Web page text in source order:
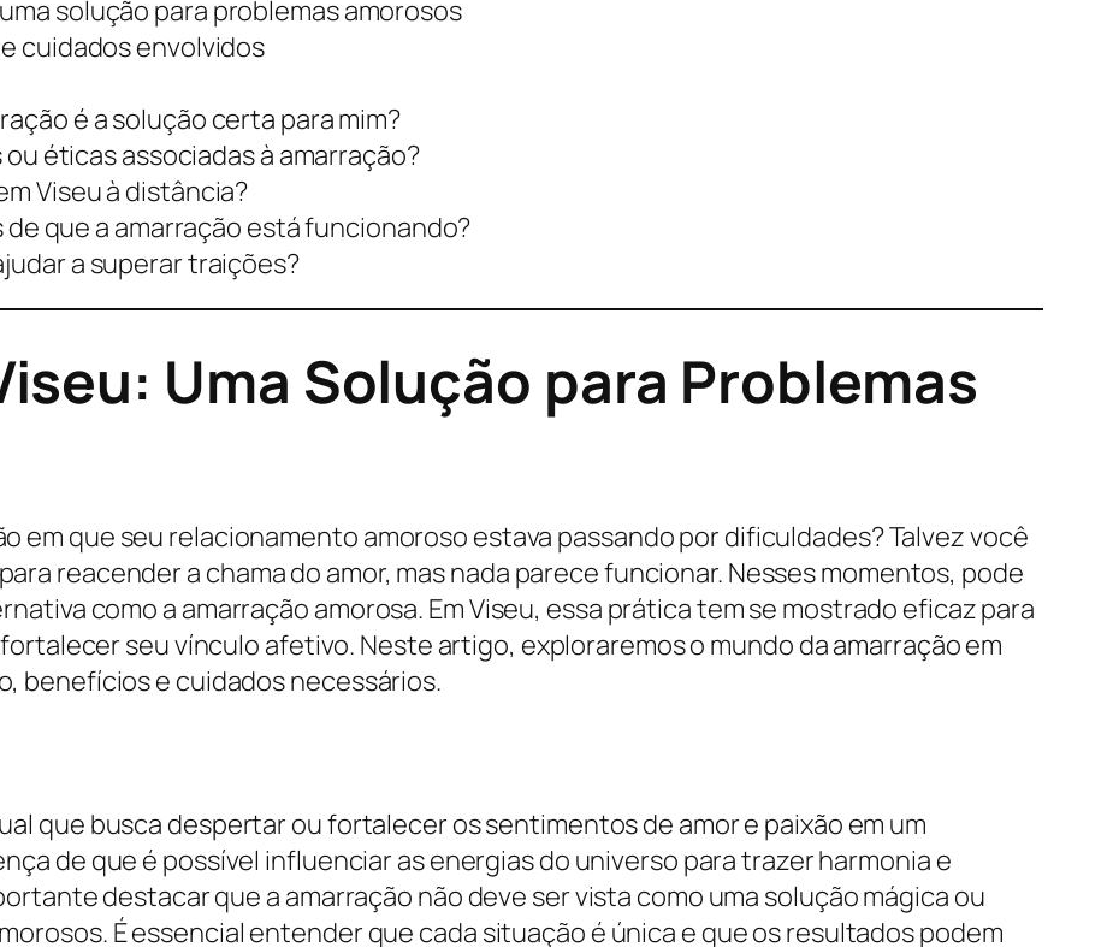
solução para problemas amorosos
cuidados envolvidos
é a solução certa para mim?
éticas associadas à amarração?
Viseu à distância?
que a amarração está funcionando?
a superar traições?
Uma Solução para Problemas
em que seu relacionamento amoroso estava passando por dificuldades? Talvez você
reacender a chama do amor, mas nada parece funcionar. Nesses momentos, pode
como a amarração amorosa. Em Viseu, essa prática tem se mostrado eficaz para
seu vínculo afetivo. Neste artigo, exploraremos o mundo da amarração em
benefícios e cuidados necessários.
que busca despertar ou fortalecer os sentimentos de amor e paixão em um
de que é possível influenciar as energias do universo para trazer harmonia e
destacar que a amarração não deve ser vista como uma solução mágica ou
É essencial entender que cada situação é única e que os resultados podem